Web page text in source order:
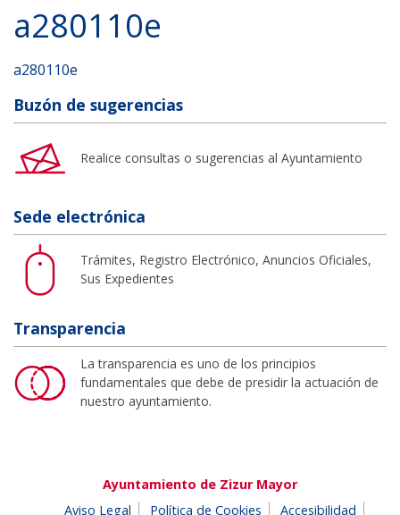
a280110e
a280110e
Buzón de sugerencias
Realice consultas o sugerencias al Ayuntamiento
Sede electrónica
Trámites, Registro Electrónico, Anuncios Oficiales,
Sus Expedientes
Transparencia
La transparencia es uno de los principios
fundamentales que debe de presidir la actuación de
nuestro ayuntamiento.
Ayuntamiento de Zizur Mayor
Aviso Legal
Política de Cookies Accesibilidad